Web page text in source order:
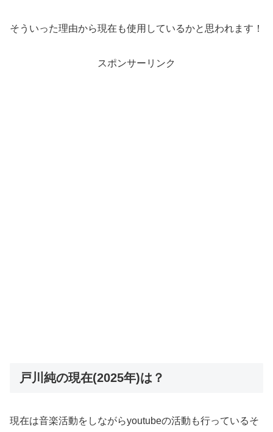
そういった理由から現在も使用しているかと思われます！
スポンサーリンク
戸川純の現在(2025年)は？
現在は音楽活動をしながらyoutubeの活動も行っているそ